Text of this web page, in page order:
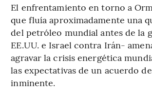
El enfrentamiento en torno a
que fluía aproximadamente una
del petróleo mundial antes de la
EE.UU. e Israel contra Irán-
agravar la crisis energética
las expectativas de un acuerdo
inminente.